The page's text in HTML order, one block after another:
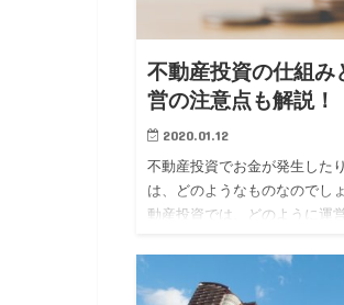
不動産投資の仕組み
営の注意点も解説！
2020.01.12
不動産投資でお金が発生した
は、どのようなものなのでし
動産投資では、どのように運